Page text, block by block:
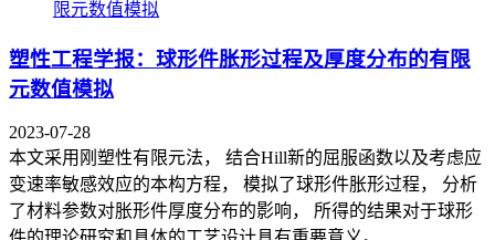
塑性工程学报：球形件胀形过程及厚度分布的有限
元数值模拟
2023-07-28
本文采用刚塑性有限元法， 结合Hill新的屈服函数以及考虑应
变速率敏感效应的本构方程， 模拟了球形件胀形过程， 分析
了材料参数对胀形件厚度分布的影响， 所得的结果对于球形